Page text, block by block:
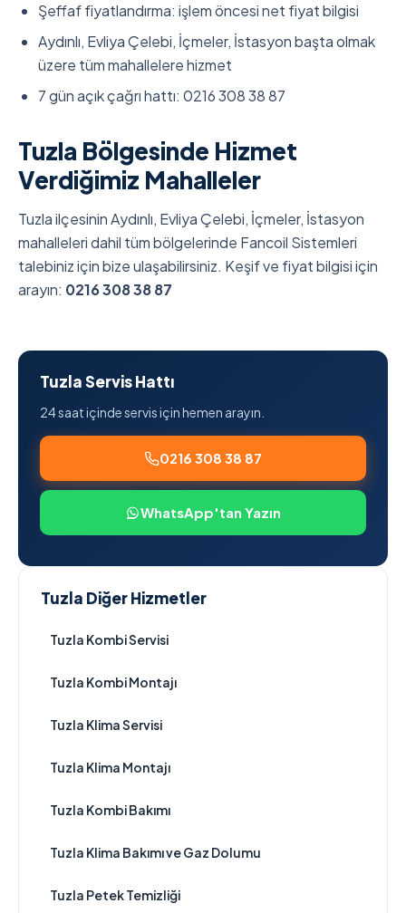
Şeffaf fiyatlandırma: işlem öncesi net fiyat bilgisi
Aydınlı, Evliya Çelebi, İçmeler, İstasyon başta olmak
üzere tüm mahallelere hizmet
7 gün açık çağrı hattı: 0216 308 38 87
Tuzla Bölgesinde Hizmet
Verdiğimiz Mahalleler
Tuzla ilçesinin Aydınlı, Evliya Çelebi, İçmeler, İstasyon
mahalleleri dahil tüm bölgelerinde Fancoil Sistemleri
talebiniz için bize ulaşabilirsiniz. Keşif ve fiyat bilgisi için
arayın: 0216 308 38 87
Tuzla Servis Hattı
24 saat içinde servis için hemen arayın.
0216 308 38 87
WhatsApp'tan Yazın
Tuzla Diğer Hizmetler
Tuzla Kombi Servisi
Tuzla Kombi Montajı
Tuzla Klima Servisi
Tuzla Klima Montajı
Tuzla Kombi Bakımı
Tuzla Klima Bakımı ve Gaz Dolumu
Tuzla Petek Temizliği